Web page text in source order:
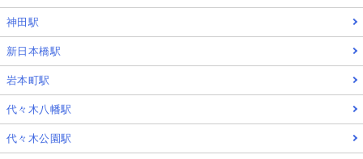
神田駅
新日本橋駅
岩本町駅
代々木八幡駅
代々木公園駅